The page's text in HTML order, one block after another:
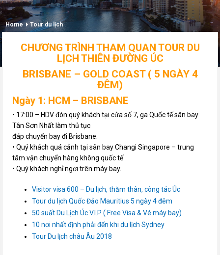
Home Tour du lịch
CHƯƠNG TRÌNH THAM QUAN TOUR DU
LỊCH THIÊN ĐƯỜNG ÚC
BRISBANE – GOLD COAST ( 5 NGÀY 4
ĐÊM)
Ngày 1: HCM – BRISBANE
• 17:00 – HDV đón quý khách tại cửa số 7, ga Quốc tế sân bay
Tân Sơn Nhất làm thủ tục
đáp chuyến bay đi Brisbane.
• Quý khách quá cảnh tại sân bay Changi Singapore – trung
tâm vận chuyển hàng không quốc tế
• Quý khách nghỉ ngơi trên máy bay.
Visitor visa 600 – Du lịch, thăm thân, công tác Úc
Tour du lịch Quốc Đảo Mauritius 5 ngày 4 đêm
50 suất Du Lịch Úc V.I.P ( Free Visa & Vé máy bay)
10 nơi nhất định phải đến khi du lịch Sydney
Tour Du lịch châu Âu 2018